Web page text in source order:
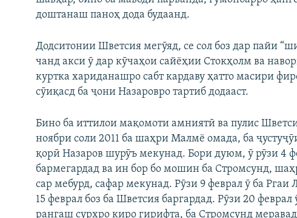
доштанаш паноҳ дода будаанд.
Додситонии Шветсия мегӯяд, се сол боз дар пайи
чанд акси ӯ дар кӯчаҳои сайёҳии Стокҳолм ва
куртка хариданашро сабт кардаву ҳатто масири
сӯиқасд ба ҷони Назаровро тартиб додааст.
Бино ба иттилои мақомоти амниятӣ ва пулис
ноябри соли 2011 ба шаҳри Малмё омада, ба
қорӣ Назаров шурӯъ мекунад. Бори дуюм, ӯ рӯзи 4
бармегардад ва ин бор бо мошин ба Стромсунд,
сар мебурд, сафар мекунад. Рӯзи 9 феврал ӯ ба Ргаи
15 феврал боз ба Шветсия баргардад. Рӯзи 20
рангаш сурхро киро гирифта, ба Стромсунд